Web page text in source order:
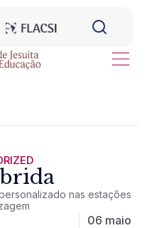
nas estações
06 maio